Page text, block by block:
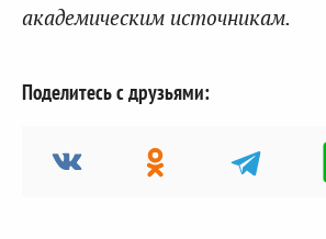
академическим источникам.
Поделитесь с друзьями: